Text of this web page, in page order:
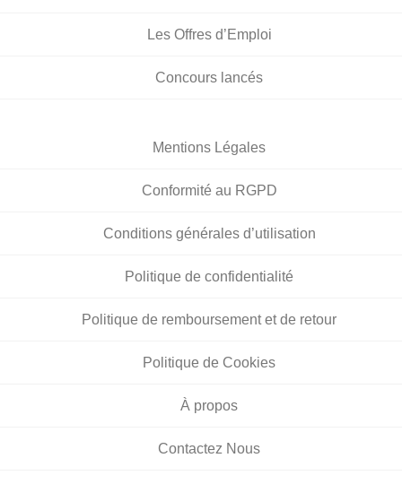
Les Offres d’Emploi
Concours lancés
Mentions Légales
Conformité au RGPD
Conditions générales d’utilisation
Politique de confidentialité
Politique de remboursement et de retour
Politique de Cookies
À propos
Contactez Nous